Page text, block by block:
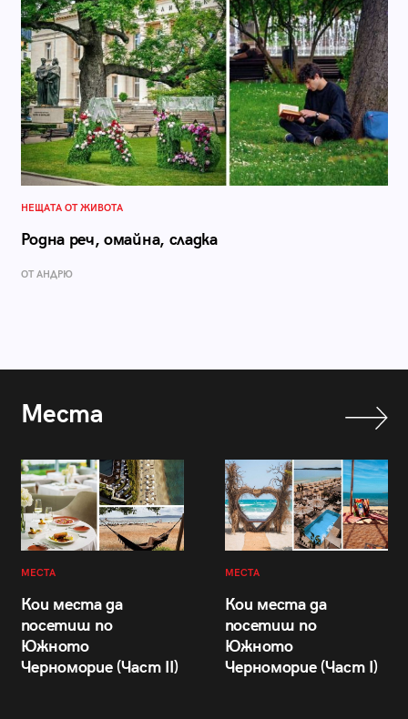
НЕЩАТА ОТ ЖИВОТА
Родна реч, омайна, сладка
ОТ АНДРЮ
Места
МЕСТА
Кои места да
посетиш по
Южното
Черноморие (Част II)
МЕСТА
Кои места да
посетиш по
Южното
Черноморие (Част I)